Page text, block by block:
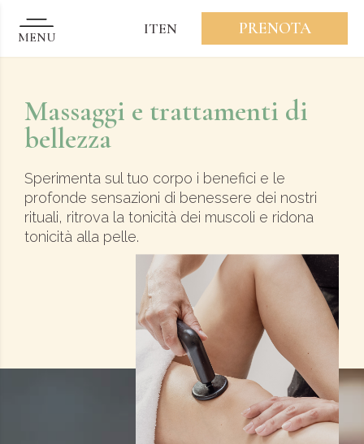
MENU ITEN PRENOTA
Massaggi e trattamenti di
bellezza
Sperimenta sul tuo corpo i benefici e le
profonde sensazioni di benessere dei nostri
rituali, ritrova la tonicità dei muscoli e ridona
tonicità alla pelle.